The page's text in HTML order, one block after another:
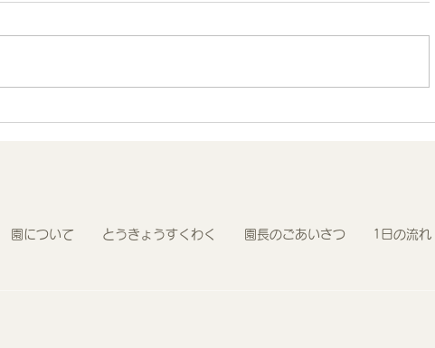
地域連携 町会の盆踊りでヨ
R8.7月
園について とうきょうすくわく 園長のごあいさつ 1日の流れ